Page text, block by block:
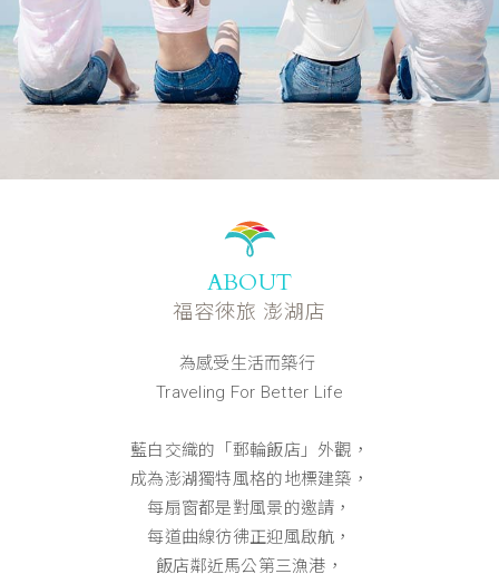
ABOUT
福容徠旅 澎湖店
為感受生活而築行
Traveling For Better Life
藍白交織的「郵輪飯店」外觀，
成為澎湖獨特風格的地標建築，
每扇窗都是對風景的邀請，
每道曲線彷彿正迎風啟航，
飯店鄰近馬公第三漁港，